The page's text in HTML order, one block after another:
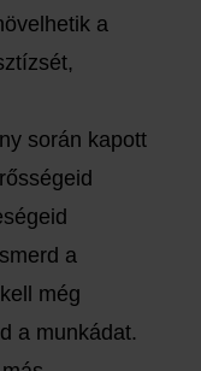
a
során kapott
a
még
a munkádat.